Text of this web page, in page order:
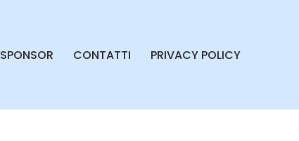
SPONSOR CONTATTI PRIVACY POLICY